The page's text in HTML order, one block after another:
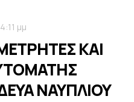
μμ
ΚΑΙ
ΝΑΥΠΛΙΟΥ